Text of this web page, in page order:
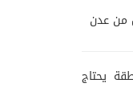
من عدن
يحتاج